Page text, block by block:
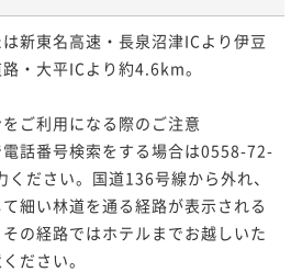
新東名高速・長泉沼津ICより伊豆
・大平ICより約4.6km。
ご利用になる際のご注意
話番号検索をする場合は0558-72-
ださい。国道136号線から外れ、
細い林道を通る経路が表示される
の経路ではホテルまでお越しいた
ださい。